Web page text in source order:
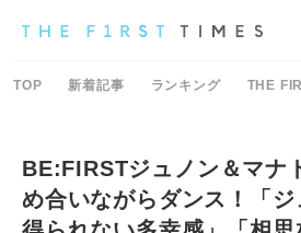
TOP 新着記事 ランキング THE
BE:FIRSTジュノン＆マナ
め合いながらダンス！「